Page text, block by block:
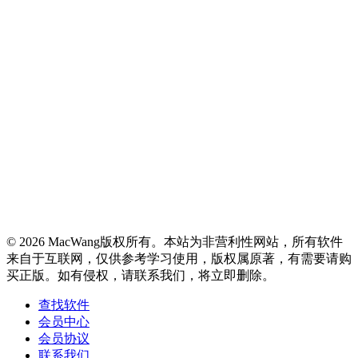
© 2026 MacWang版权所有。本站为非营利性网站，所有软件
来自于互联网，仅供参考学习使用，版权属原著，有需要请购
买正版。如有侵权，请联系我们，将立即删除。
查找软件
会员中心
会员协议